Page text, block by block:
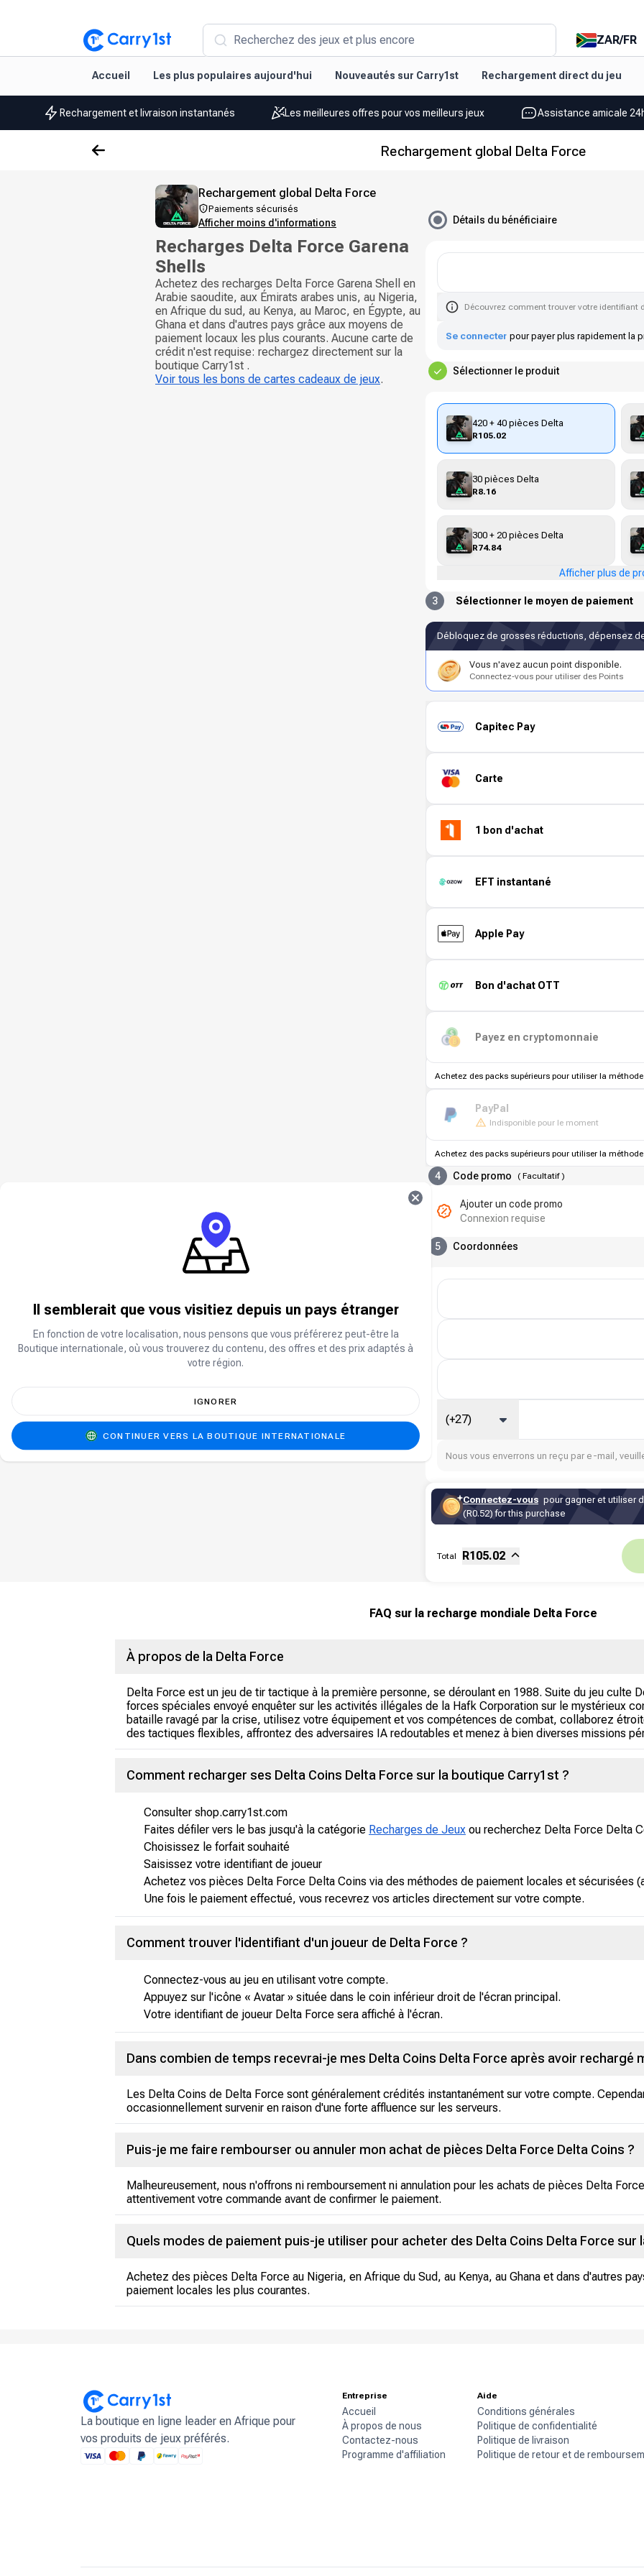
Recherchez des jeux et plus encore ZAR/FR
Accueil Les plus populaires aujourd'hui Nouveautés sur Carry1st Rechargement direct du jeu
Rechargement et livraison instantanés Les meilleures offres pour vos meilleurs jeux Assistance amicale
Rechargement global Delta Force
Rechargement global Delta Force
Paiements sécurisés
Afficher moins d'informations
Recharges Delta Force Garena
Shells
Achetez des recharges Delta Force Garena Shell en
Arabie saoudite, aux Émirats arabes unis, au Nigeria,
en Afrique du sud, au Kenya, au Maroc, en Égypte, au
Ghana et dans d'autres pays grâce aux moyens de
paiement locaux les plus courants. Aucune carte de
crédit n'est requise: rechargez directement sur la
boutique Carry1st .
Voir tous les bons de cartes cadeaux de jeux.
Détails du bénéficiaire
Découvrez comment trouver votre identifiant
Se connecter pour payer plus rapidement la
Sélectionner le produit
420 + 40 pièces Delta
R105.02
30 pièces Delta
R8.16
300 + 20 pièces Delta
R74.84
Afficher plus de
3 Sélectionner le moyen de paiement
Débloquez de grosses réductions, dépensez
Vous n'avez aucun point disponible.
Connectez-vous pour utiliser des Points
Capitec Pay
Carte
1 bon d'achat
EFT instantané
Apple Pay
Bon d'achat OTT
Payez en cryptomonnaie
Achetez des packs supérieurs pour utiliser la méthode
PayPal
Indisponible pour le moment
Achetez des packs supérieurs pour utiliser la méthode
4 Code promo ( Facultatif)
Ajouter un code promo
Connexion requise
5 Coordonnées
(+27)
Nous vous enverrons un reçu par e-mail,
Connectez-vous pour gagner et utiliser
(R0.52) for this purchase
Fee
Total R105.02
FAQ sur la recharge mondiale Delta Force
À propos de la Delta Force
Delta Force est un jeu de tir tactique à la première personne, se déroulant en 1988. Suite du jeu culte
forces spéciales envoyé enquêter sur les activités illégales de la Hafk Corporation sur le mystérieux
bataille ravagé par la crise, utilisez votre équipement et vos compétences de combat, collaborez
des tactiques flexibles, affrontez des adversaires IA redoutables et menez à bien diverses missions
Comment recharger ses Delta Coins Delta Force sur la boutique Carry1st ?
Consulter shop.carry1st.com
Faites défiler vers le bas jusqu'à la catégorie Recharges de Jeux ou recherchez Delta Force Delta
Choisissez le forfait souhaité
Saisissez votre identifiant de joueur
Achetez vos pièces Delta Force Delta Coins via des méthodes de paiement locales et sécurisées
Une fois le paiement effectué, vous recevrez vos articles directement sur votre compte.
Comment trouver l'identifiant d'un joueur de Delta Force ?
Connectez-vous au jeu en utilisant votre compte.
Appuyez sur l'icône « Avatar » située dans le coin inférieur droit de l'écran principal.
Votre identifiant de joueur Delta Force sera affiché à l'écran.
Dans combien de temps recevrai-je mes Delta Coins Delta Force après avoir rechargé
Les Delta Coins de Delta Force sont généralement crédités instantanément sur votre compte.
occasionnellement survenir en raison d'une forte affluence sur les serveurs.
Puis-je me faire rembourser ou annuler mon achat de pièces Delta Force Delta Coins ?
Malheureusement, nous n'offrons ni remboursement ni annulation pour les achats de pièces Delta
attentivement votre commande avant de confirmer le paiement.
Quels modes de paiement puis-je utiliser pour acheter des Delta Coins Delta Force sur
Achetez des pièces Delta Force au Nigeria, en Afrique du Sud, au Kenya, au Ghana et dans d'autres
paiement locales les plus courantes.
La boutique en ligne leader en Afrique pour
vos produits de jeux préférés.
Entreprise
Accueil
À propos de nous
Contactez-nous
Programme d'affiliation
Aide
Conditions générales
Politique de confidentialité
Politique de livraison
Politique de retour et de
Il semblerait que vous visitiez depuis un pays étranger
En fonction de votre localisation, nous pensons que vous préférerez peut-être la
Boutique internationale, où vous trouverez du contenu, des offres et des prix adaptés à
votre région.
IGNORER
CONTINUER VERS LA BOUTIQUE INTERNATIONALE